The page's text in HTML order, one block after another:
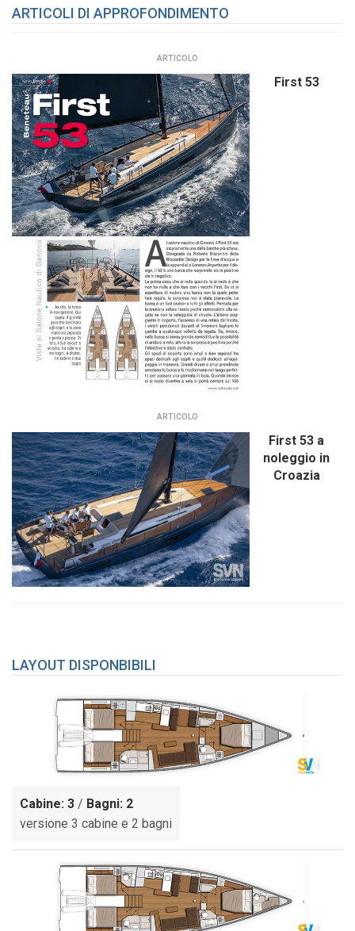
ARTICOLI DI APPROFONDIMENTO
ARTICOLO
First 53
ARTICOLO
First 53 a
noleggio in
Croazia
LAYOUT DISPONBIBILI
Cabine: 3 / Bagni: 2
versione 3 cabine e 2 bagni